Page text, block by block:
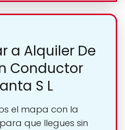
a Alquiler De
Conductor
S L
el mapa con la
que llegues sin